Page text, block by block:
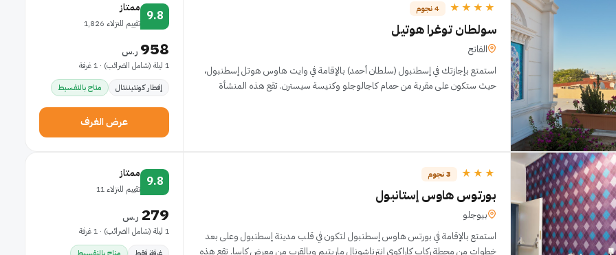
★★★★ 4 نجوم
سولطان توغرا هوتيل
الفاتح
استمتع بإجازتك في إسطنبول (سلطان أحمد) بالإقامة في وايت هاوس هوتل إسطنبول،
حيث ستكون على مقربة من حمام كاجالوجلو وكنيسة سيسترن. تقع هذه المنشأة
9.8
ممتاز
تقييم للنزلاء 1,826
958 ر.س
1 ليلة (شامل الضرائب) · 1 غرفة
إفطار كونتيننتال
متاح بالتقسيط
عرض الغرف
★★★ 3 نجوم
بورتوس هاوس إستانبول
بيوجلو
استمتع بالإقامة في بورتس هاوس إسطنبول لتكون في قلب مدينة إسطنبول وعلى بعد
خطوات من محطة ركاب كاراكوي إنترناشونال ماريتيم وبالقرب من معرض كاسا. تقع هذه
9.8
ممتاز
تقييم للنزلاء 11
279 ر.س
1 ليلة (شامل الضرائب) · 1 غرفة